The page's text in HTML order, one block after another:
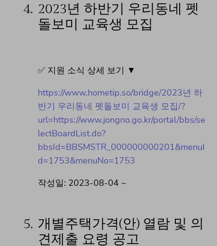
4. 2023년 하반기 우리동네 펫
돌보미 교육생 모집
✅ 지원 소식 상세 보기 ▼
https://www.hometip.so/bridge/2023년 하
반기 우리동네 펫돌보미 교육생 모집/?
url=https://www.jongno.go.kr/portal/bbs/se
lectBoardList.do?
bbsId=BBSMSTR_000000000201&menuI
d=1753&menuNo=1753
작성일: 2023-08-04 ~
5. 개별주택가격(안) 열람 및 의
견제출 요령 공고